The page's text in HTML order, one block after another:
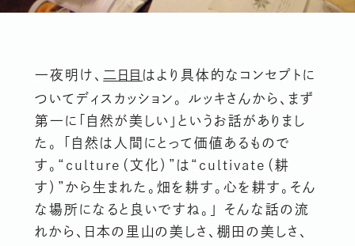
一夜明け、 二日目 はより具体的なコンセプトに
ついてディスカッション。 ルッキさんから、まず
第一に「自然が美しい」というお話がありまし
た。 「自然は人間にとって価値あるもので
す。“culture（文化）”は“cultivate（耕
す）”から生まれた。畑を耕す。心を耕す。そん
な場所になると良いですね。」 そんな話の流
れから、日本の里山の美しさ、棚田の美しさ、